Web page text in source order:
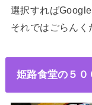
選択すれば
それではごらんく
姫路食堂の５０